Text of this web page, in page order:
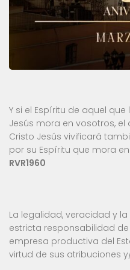
Y si el Espíritu de aquel
Jesús mora en vosotros,
Cristo Jesús vivificará
por su Espíritu que mora en
RVR1960
La legalidad, veracidad y
estricta responsabilidad
empresa productiva del
virtud de sus atribuciones